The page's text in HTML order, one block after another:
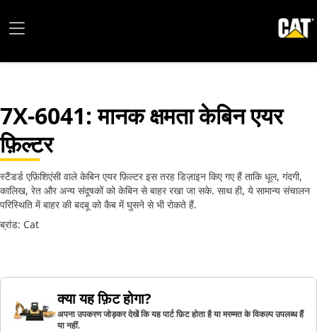
7X-6041: मानक क्षमता केबिन एयर
फ़िल्टर
स्टैंडर्ड एफ़िशिएंसी वाले केबिन एयर फ़िल्टर इस तरह डिज़ाइन किए गए हैं ताकि धूल, गंदगी,
कालिख, रेत और अन्य संदूषकों को केबिन से बाहर रखा जा सके. साथ ही, ये सामान्‍य संचालन
परिस्‍थिति में बाहर की बदबू को कैब में घुसने से भी रोकते हैं.
ब्रांड: Cat
क्या यह फ़िट होगा?
अपना उपकरण जोड़कर देखें कि यह पार्ट फ़िट होता है या मरम्मत के विकल्प उपलब्ध हैं
या नहीं.